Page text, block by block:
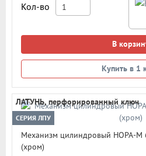
Кол-во
В
Купить в 1
ЛАТУНЬ, перфорированный ключ
СЕРИЯ ЛПУ
Механизм цилиндровый НОРА-
(хром)